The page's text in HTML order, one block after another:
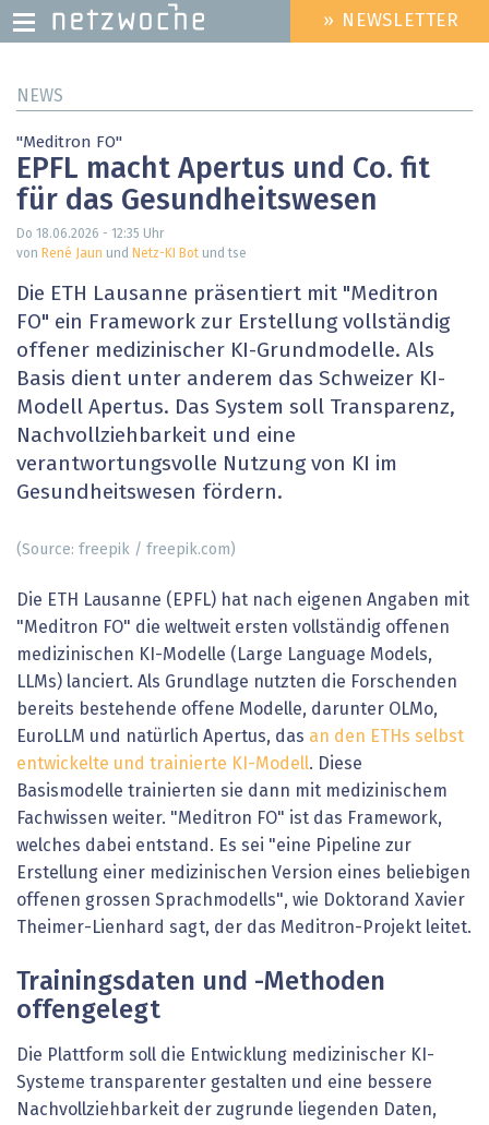
zum
HEADER
MENU
» NEWSLETTER
NEWS
"Meditron FO"
EPFL macht Apertus und Co. fit
für das Gesundheitswesen
Do 18.06.2026 - 12:35 Uhr
von René Jaun und Netz-KI Bot und tse
Die ETH Lausanne präsentiert mit "Meditron
FO" ein Framework zur Erstellung vollständig
offener medizinischer KI-Grundmodelle. Als
Basis dient unter anderem das Schweizer KI-
Modell Apertus. Das System soll Transparenz,
Nachvollziehbarkeit und eine
verantwortungsvolle Nutzung von KI im
Gesundheitswesen fördern.
(Source: freepik / freepik.com)
Die ETH Lausanne (EPFL) hat nach eigenen Angaben mit
"Meditron FO" die weltweit ersten vollständig offenen
medizinischen KI-Modelle (Large Language Models,
LLMs) lanciert. Als Grundlage nutzten die Forschenden
bereits bestehende offene Modelle, darunter OLMo,
EuroLLM und natürlich Apertus, das an den ETHs selbst
entwickelte und trainierte KI-Modell. Diese
Basismodelle trainierten sie dann mit medizinischem
Fachwissen weiter. "Meditron FO" ist das Framework,
welches dabei entstand. Es sei "eine Pipeline zur
Erstellung einer medizinischen Version eines beliebigen
offenen grossen Sprachmodells", wie Doktorand Xavier
Theimer-Lienhard sagt, der das Meditron-Projekt leitet.
Trainingsdaten und -Methoden
offengelegt
Die Plattform soll die Entwicklung medizinischer KI-
Systeme transparenter gestalten und eine bessere
Nachvollziehbarkeit der zugrunde liegenden Daten,